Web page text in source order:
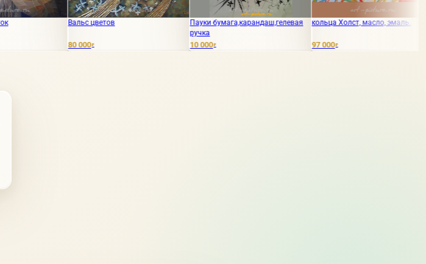
Пауки бумага,карандаш,гелевая
кольца Холст, масло, эмаль. Война